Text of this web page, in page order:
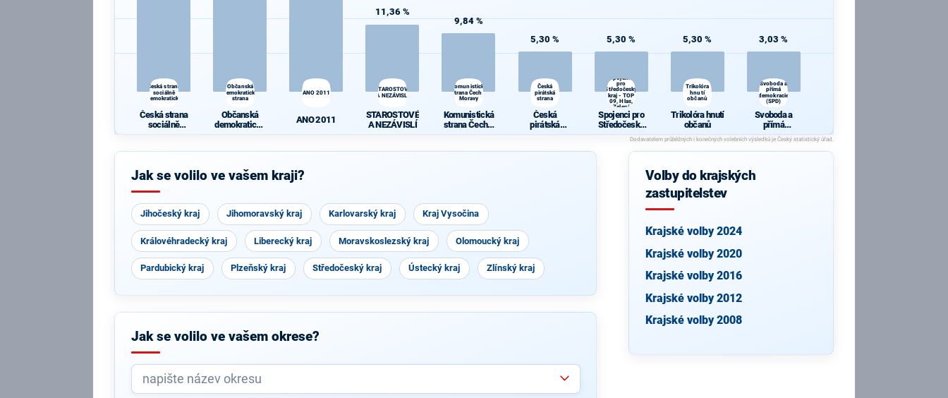
Česká strana
sociálně
demokratická
Česká strana
sociálně
Občanská
demokratická
strana
Občanská
demokratická
ANO 2011
ANO 2011
11,36 %
STAROSTOVÉ
A NEZÁVISLÍ
STAROSTOVÉ
A NEZÁVISLÍ
9,84 %
Komunistická
strana Čech a
Moravy
Komunistická
strana Čech a
5,30 %
Česká
pirátská
strana
Česká
pirátská
strana
5,30 %
Spojenci
pro
Středočeský
kraj - TOP
09, Hlas,
Zelení
Spojenci pro
Středočeský
kraj - TOP 09,
Hlas, Zelení
5,30 %
Trikolóra
hnutí
občanů
Trikolóra hnutí
občanů
3,03 %
Svoboda a
přímá
demokracie
(SPD)
Svoboda a
přímá
demokracie
(SPD)
Jak se volilo ve vašem kraji?
Jihočeský kraj Jihomoravský kraj Karlovarský kraj Kraj Vysočina
Královéhradecký kraj Liberecký kraj Moravskoslezský kraj Olomoucký kraj
Pardubický kraj Plzeňský kraj Středočeský kraj Ústecký kraj Zlínský kraj
Jak se volilo ve vašem okrese?
Volby do krajských
zastupitelstev
Krajské volby 2024
Krajské volby 2020
Krajské volby 2016
Krajské volby 2012
Krajské volby 2008